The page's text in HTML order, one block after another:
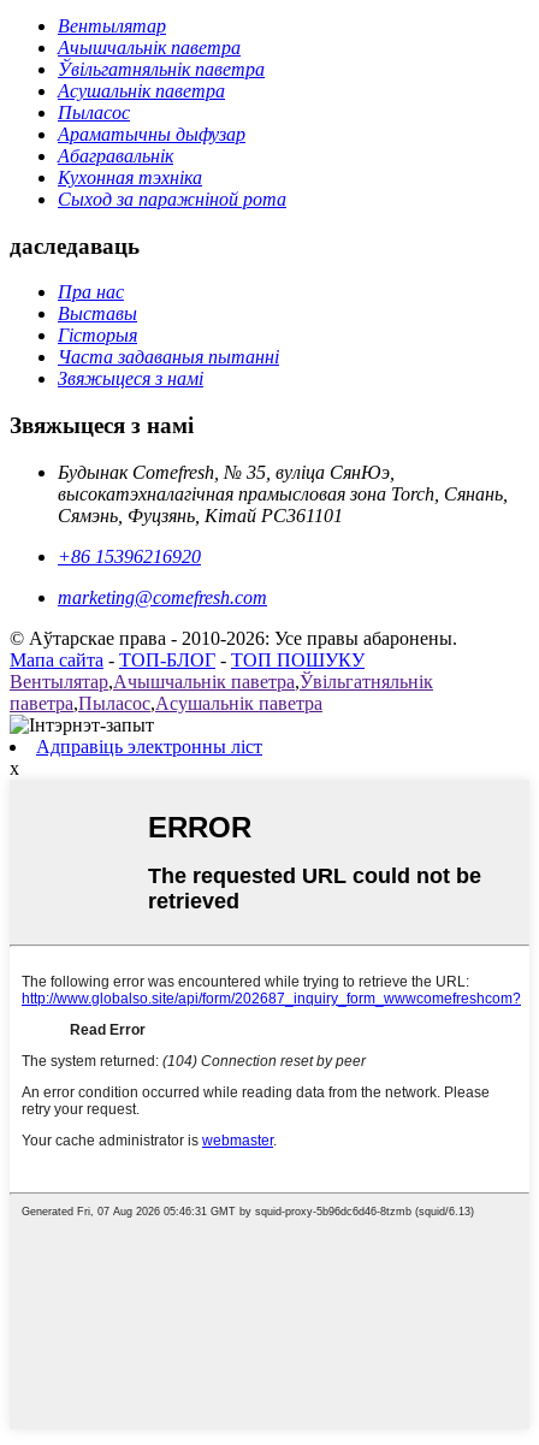
Вентылятар
Ачышчальнік паветра
Ўвільгатняльнік паветра
Асушальнік паветра
Пыласос
Араматычны дыфузар
Абагравальнік
Кухонная тэхніка
Сыход за паражніной рота
даследаваць
Пра нас
Выставы
Гісторыя
Часта задаваныя пытанні
Звяжыцеся з намі
Звяжыцеся з намі
Будынак Comefresh, № 35, вуліца СянЮэ,
высокатэхналагічная прамысловая зона Torch, Сянань,
Сямэнь, Фуцзянь, Кітай PC361101
+86 15396216920
marketing@comefresh.com
© Аўтарскае права - 2010-2026: Усе правы абаронены.
Мапа сайта - ТОП-БЛОГ - ТОП ПОШУКУ
Вентылятар,Ачышчальнік паветра,Ўвільгатняльнік
паветра,Пыласос,Асушальнік паветра
Адправіць электронны ліст
x